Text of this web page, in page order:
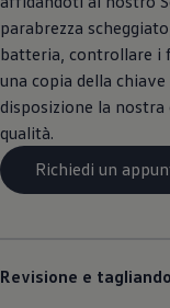
parabrezza
batteria, controllare i
una copia della
disposizione la
qualità.
Richiedi un
Revisione e tagliando